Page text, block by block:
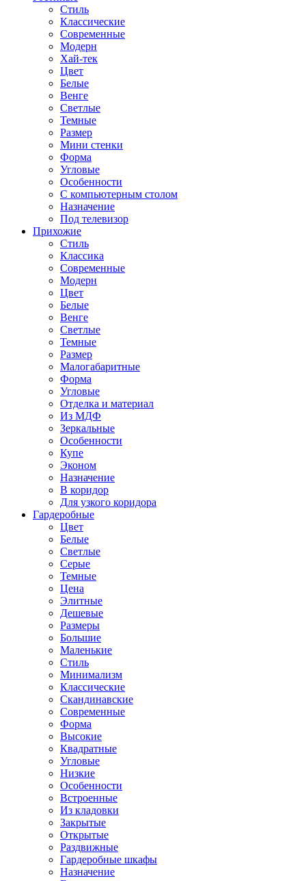
Стиль
Классические
Современные
Модерн
Хай-тек
Цвет
Белые
Венге
Светлые
Темные
Размер
Мини стенки
Форма
Угловые
Особенности
С компьютерным столом
Назначение
Под телевизор
Прихожие
Стиль
Классика
Современные
Модерн
Цвет
Белые
Венге
Светлые
Темные
Размер
Малогабаритные
Форма
Угловые
Отделка и материал
Из МДФ
Зеркальные
Особенности
Купе
Эконом
Назначение
В коридор
Для узкого коридора
Гардеробные
Цвет
Белые
Светлые
Серые
Темные
Цена
Элитные
Дешевые
Размеры
Большие
Маленькие
Стиль
Минимализм
Классические
Скандинавские
Современные
Форма
Высокие
Квадратные
Угловые
Низкие
Особенности
Встроенные
Из кладовки
Закрытые
Открытые
Раздвижные
Гардеробные шкафы
Назначение